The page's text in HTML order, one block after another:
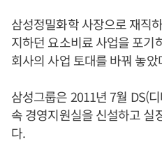
삼성정밀화학 사장으로 재직
지하던 요소비료 사업을 포기
회사의 사업 토대를 바꿔 놓았
삼성그룹은 2011년 7월 DS(
속 경영지원실을 신설하고 실
다.